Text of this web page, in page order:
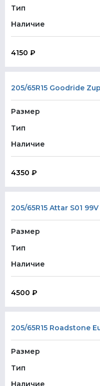
Тип
Наличие
4150 ₽
205/65R15 Goodride
Размер
Тип
Наличие
4350 ₽
205/65R15 Attar S01 99V
Размер
Тип
Наличие
4500 ₽
205/65R15 Roadstone
Размер
Тип
Наличие